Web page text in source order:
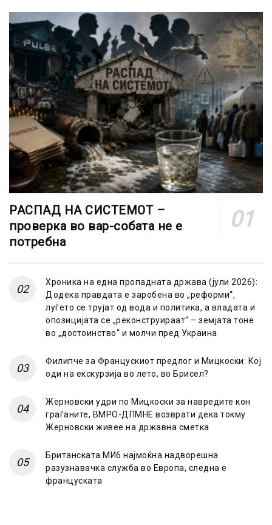
РАСПАД НА СИСТЕМОТ –
проверка во вар-собата не е
потребна
Хроника на една пропадната држава (јули 2026):
Додека правдата е заробена во „реформи“,
луѓето се трујат од вода и политика, а владата и
опозицијата се „реконструираат“ – земјата тоне
во „достоинство“ и молчи пред Украина
Филипче за Францускиот предлог и Мицкоски: Кој
оди на екскурзија во лето, во Брисел?
Жерновски удри по Мицкоски за навредите кон
граѓаните, ВМРО-ДПМНЕ возврати дека токму
Жерновски живее на државна сметка
Британската МИ6 најмоќна надворешна
разузнавачка служба во Европа, следна е
француската